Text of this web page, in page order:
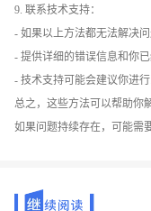
9. 联系技术支持：
- 如果以上方法都无法解决
- 提供详细的错误信息和你已
- 技术支持可能会建议你进
总之，这些方法可以帮助你
如果问题持续存在，可能需